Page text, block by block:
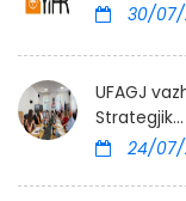
30/
UFAGJ
Strategjik...
24/